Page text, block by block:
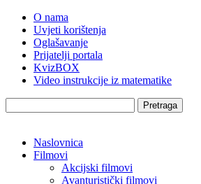
O nama
Uvjeti korištenja
Oglašavanje
Prijatelji portala
KvizBOX
Video instrukcije iz matematike
Pretraga
Naslovnica
Filmovi
Akcijski filmovi
Avanturistički filmovi